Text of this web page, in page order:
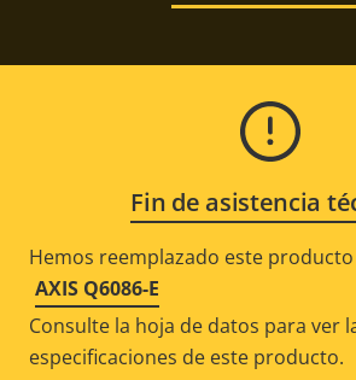
Fin de asistencia
Hemos reemplazado este
AXIS Q6086-E
Consulte la hoja de datos para ver
especificaciones de este producto.